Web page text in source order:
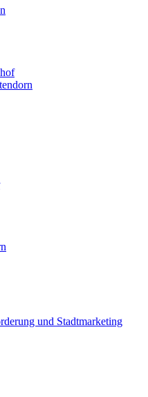
und Stadtmarketing